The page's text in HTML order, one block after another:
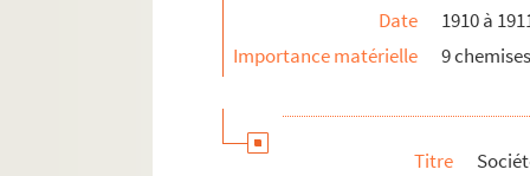
Ms 96. Autres documents
Ms 97. Papiers pré-imprimés vierges
Comptes
Date
1910 à
Importance matérielle
9
Titre